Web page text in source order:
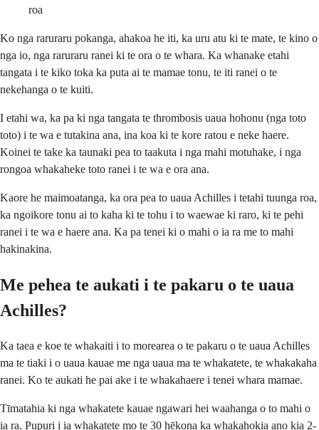
roa
Ko nga raruraru pokanga, ahakoa he iti, ka uru atu ki te mate, te kino o
nga io, nga raruraru ranei ki te ora o te whara. Ka whanake etahi
tangata i te kiko toka ka puta ai te mamae tonu, te iti ranei o te
nekehanga o te kuiti.
I etahi wa, ka pa ki nga tangata te thrombosis uaua hohonu (nga toto
toto) i te wa e tutakina ana, ina koa ki te kore ratou e neke haere.
Koinei te take ka taunaki pea to taakuta i nga mahi motuhake, i nga
rongoa whakaheke toto ranei i te wa e ora ana.
Kaore he maimoatanga, ka ora pea to uaua Achilles i tetahi tuunga roa,
ka ngoikore tonu ai to kaha ki te tohu i to waewae ki raro, ki te pehi
ranei i te wa e haere ana. Ka pa tenei ki o mahi o ia ra me to mahi
hakinakina.
Me pehea te aukati i te pakaru o te uaua
Achilles?
Ka taea e koe te whakaiti i to morearea o te pakaru o te uaua Achilles
ma te tiaki i o uaua kauae me nga uaua ma te whakatete, te whakakaha
ranei. Ko te aukati he pai ake i te whakahaere i tenei whara mamae.
Tīmatahia ki nga whakatete kauae ngawari hei waahanga o to mahi o
ia ra. Pupuri i ia whakatete mo te 30 hēkona ka whakahokia ano kia 2-